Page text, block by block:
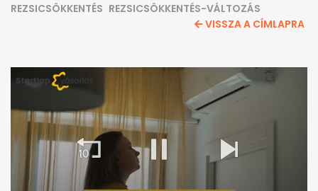
REZSICSÖKKENTÉS REZSICSÖKKENTÉS-VÁLTOZÁS
VISSZA A CÍMLAPRA